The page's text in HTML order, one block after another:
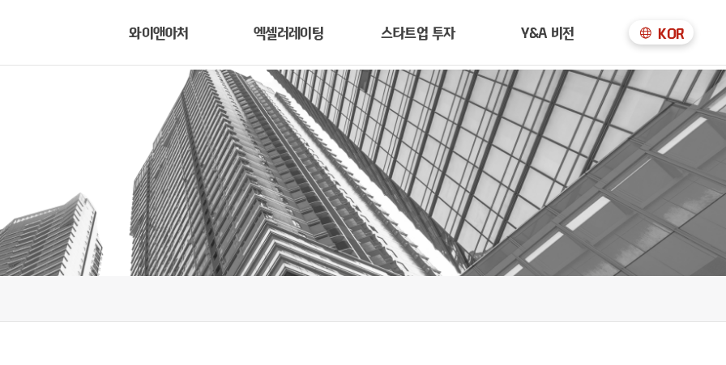
와이앤아처 엑셀러레이팅 스타트업 투자 Y&A 비전 KOR